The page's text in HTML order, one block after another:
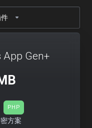
App Gen+
PHP
方案